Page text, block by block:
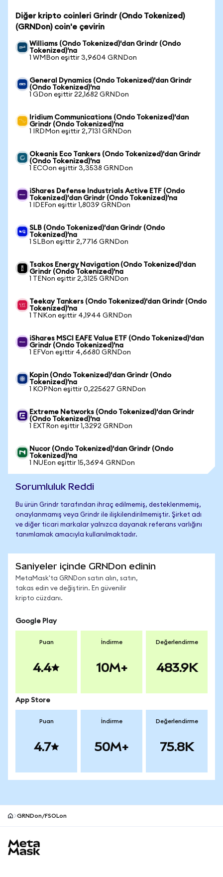
Diğer kripto coinleri Grindr (Ondo Tokenized)
(GRNDon) coin'e çevirin
Williams (Ondo Tokenized)'dan Grindr (Ondo
Tokenized)'na
1 WMBon eşittir 3,9604 GRNDon
General Dynamics (Ondo Tokenized)'dan Grindr
(Ondo Tokenized)'na
1 GDon eşittir 22,1682 GRNDon
Iridium Communications (Ondo Tokenized)'dan
Grindr (Ondo Tokenized)'na
1 IRDMon eşittir 2,7131 GRNDon
Okeanis Eco Tankers (Ondo Tokenized)'dan Grindr
(Ondo Tokenized)'na
1 ECOon eşittir 3,3538 GRNDon
iShares Defense Industrials Active ETF (Ondo
Tokenized)'dan Grindr (Ondo Tokenized)'na
1 IDEFon eşittir 1,8039 GRNDon
SLB (Ondo Tokenized)'dan Grindr (Ondo
Tokenized)'na
1 SLBon eşittir 2,7716 GRNDon
Tsakos Energy Navigation (Ondo Tokenized)'dan
Grindr (Ondo Tokenized)'na
1 TENon eşittir 2,3125 GRNDon
Teekay Tankers (Ondo Tokenized)'dan Grindr (Ondo
Tokenized)'na
1 TNKon eşittir 4,1944 GRNDon
iShares MSCI EAFE Value ETF (Ondo Tokenized)'dan
Grindr (Ondo Tokenized)'na
1 EFVon eşittir 4,6680 GRNDon
Kopin (Ondo Tokenized)'dan Grindr (Ondo
Tokenized)'na
1 KOPNon eşittir 0,225627 GRNDon
Extreme Networks (Ondo Tokenized)'dan Grindr
(Ondo Tokenized)'na
1 EXTRon eşittir 1,3292 GRNDon
Nucor (Ondo Tokenized)'dan Grindr (Ondo
Tokenized)'na
1 NUEon eşittir 15,3694 GRNDon
Sorumluluk Reddi
Bu ürün Grindr tarafından ihraç edilmemiş, desteklenmemiş,
onaylanmamış veya Grindr ile ilişkilendirilmemiştir. Şirket adı
ve diğer ticari markalar yalnızca dayanak referans varlığını
tanımlamak amacıyla kullanılmaktadır.
Saniyeler içinde GRNDon edinin
MetaMask'ta GRNDon satın alın, satın,
takas edin ve değiştirin. En güvenilir
kripto cüzdanı.
Google Play
Puan
4.4
İndirme
10M+
Değerlendirme
483.9K
App Store
Puan
4.7
İndirme
50M+
Değerlendirme
75.8K
GRNDon/FSOLon